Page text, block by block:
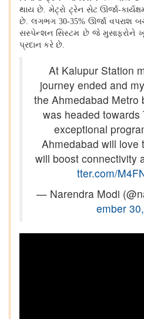
થાય છે. મેટ્રો ટ્રેન સેટ ઊર્જા-
છે. લગભગ 30-35% ઊર્જા વપરાશ
સસ્પેન્શન સિસ્ટમ છે જે મુસાફરોને
પ્રદાન કરે છે.
At Kalupur Station
journey ended and
the Ahmedabad Metro
was headed
exceptional
Ahmedabad will love
will boost connectivity
tter.com/
— Narendra Modi
ember